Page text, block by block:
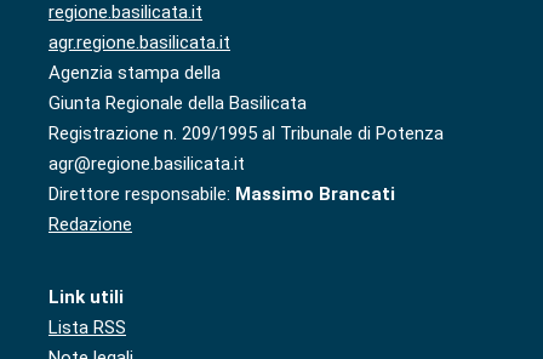
regione.basilicata.it
agr.regione.basilicata.it
Agenzia stampa della
Giunta Regionale della Basilicata
Registrazione n. 209/1995 al Tribunale di Potenza
agr@regione.basilicata.it
Direttore responsabile: Massimo Brancati
Redazione
Link utili
Lista RSS